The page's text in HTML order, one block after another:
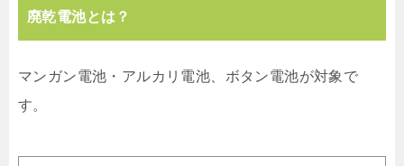
廃乾電池とは？
マンガン電池・アルカリ電池、ボタン電池が対象で
す。